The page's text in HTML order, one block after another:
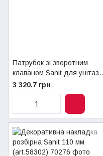
Патрубок зі зворотним
клапаном Sanit для унітаза
110 х 400 мм (art.58213)
3 320.7 грн